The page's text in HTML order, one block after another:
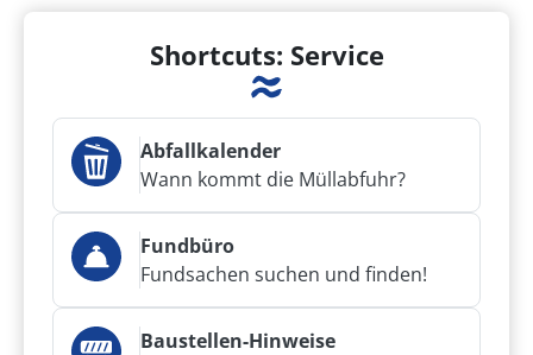
Shortcuts: Service
Abfallkalender
Wann kommt die Müllabfuhr?
Fundbüro
Fundsachen suchen und finden!
Baustellen-Hinweise